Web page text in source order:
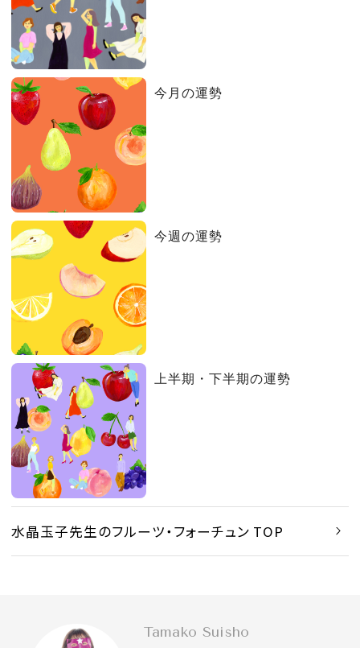
今月の運勢
今週の運勢
上半期・下半期の運勢
水晶玉子先生のフルーツ・フォーチュン TOP
Tamako Suisho